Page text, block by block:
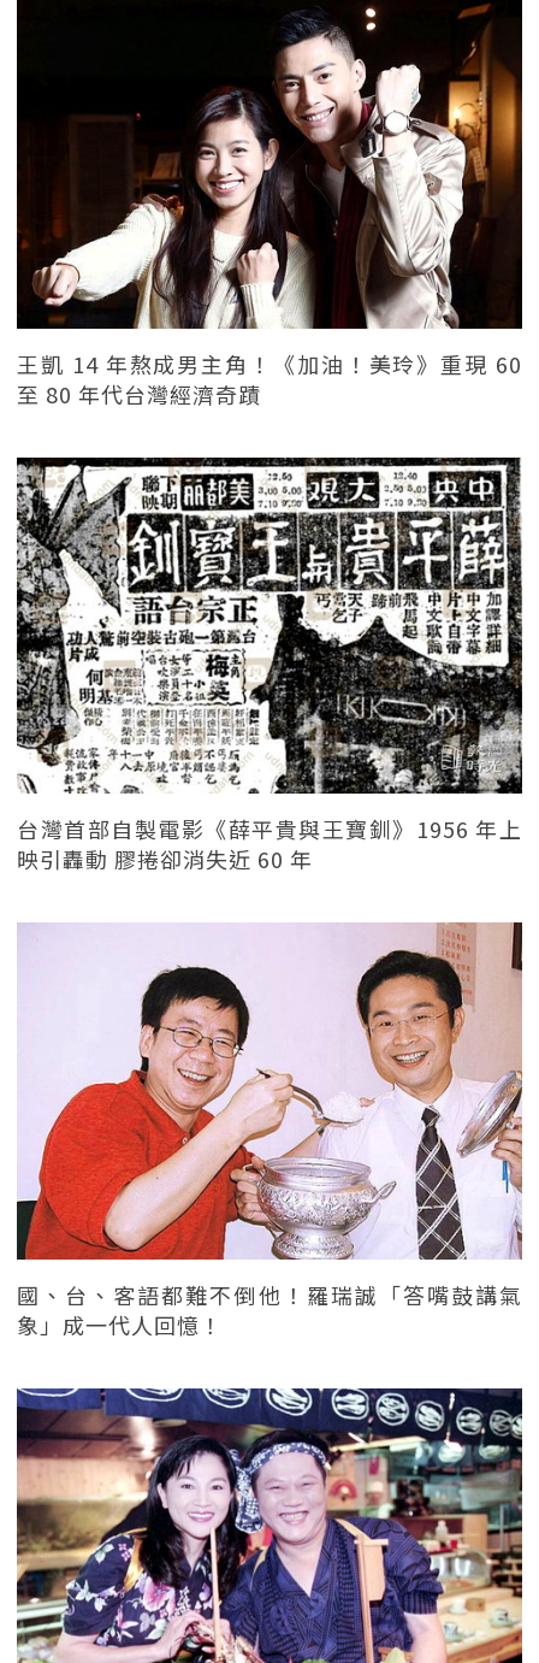
王凱 14 年熬成男主角！《加油！美玲》重現 60
至 80 年代台灣經濟奇蹟
台灣首部自製電影《薛平貴與王寶釧》1956 年上
映引轟動 膠捲卻消失近 60 年
國、台、客語都難不倒他！羅瑞誠「答嘴鼓講氣
象」成一代人回憶！